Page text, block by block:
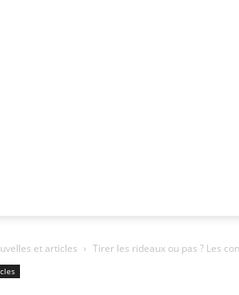
et articles Tirer les rideaux ou pas ? Les